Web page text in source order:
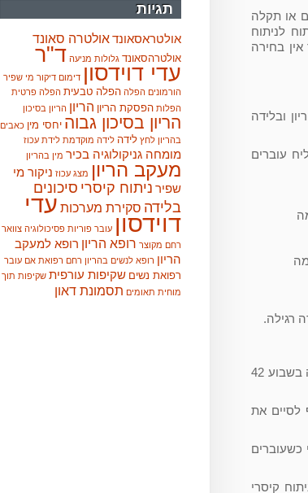
תגיות
אולטראסאונדאולטרה סאונד
אולטרהסאונד גלולות מניעה ד"ר
עדי דוידסון דימום דיקור מי שפיר
הורמונים הפלה הפלה טבעית הפלה פרטית
הפלות הפסקת הריון הריון הריון בסיכון
הריון בסיכון גבוה יחסי מין כאבים
בהריון לחץ לידה לידה מוקדמת לידת עכוז
מומחה גניקולוגיה בכיר מין בהריון
מעקב הריון מצג עכוז ניקור מי
שפיר ניתוח קיסרי סיכונים
בלידה סקירת מערכות עדי
דוידסון עובר פוריות פסיכולוגיה צוואר
רחם מקוצר רופא הריון רופא למעקב
הריון רופא לנשים בהריון רחם רפואת אם עובר
רפואת נשים שקיפות עורפית שקיפות תוך
מוחית תאומים תסמונת דאון
או תקלה
לניתוח
אין בחירה
ובלידה
עוברים
אם הגורם לניתוח הקודם עשוי לחזור על עצמו, כמו לדוגמא יולדת אשר עברה זירוז לידה בשבוע 42
לסיים את
כשעוברים
קיסרי